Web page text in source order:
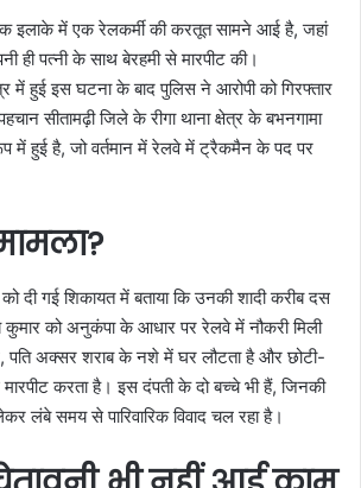
इलाके में एक रेलकर्मी की करतूत सामने आई है, जहां
पत्नी के साथ बेरहमी से मारपीट की।
में हुई इस घटना के बाद पुलिस ने आरोपी को गिरफ्तार
सीतामढ़ी जिले के रीगा थाना क्षेत्र के बभनगामा
में हुई है, जो वर्तमान में रेलवे में ट्रैकमैन के पद पर
को दी गई शिकायत में बताया कि उनकी शादी करीब दस
को अनुकंपा के आधार पर रेलवे में नौकरी मिली
पति अक्सर शराब के नशे में घर लौटता है और छोटी-
करता है। इस दंपती के दो बच्चे भी हैं, जिनकी
लंबे समय से पारिवारिक विवाद चल रहा है।